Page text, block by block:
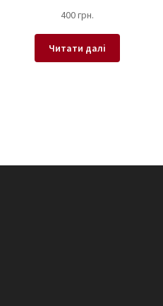
400грн.
Читати далі